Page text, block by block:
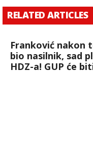
RELATED ARTICLES
Franković nakon
bio nasilnik, sad
HDZ-a! GUP će